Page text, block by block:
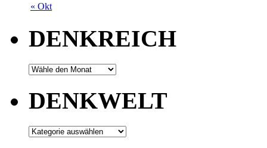
« Okt
DENKREICH
DENKWELT